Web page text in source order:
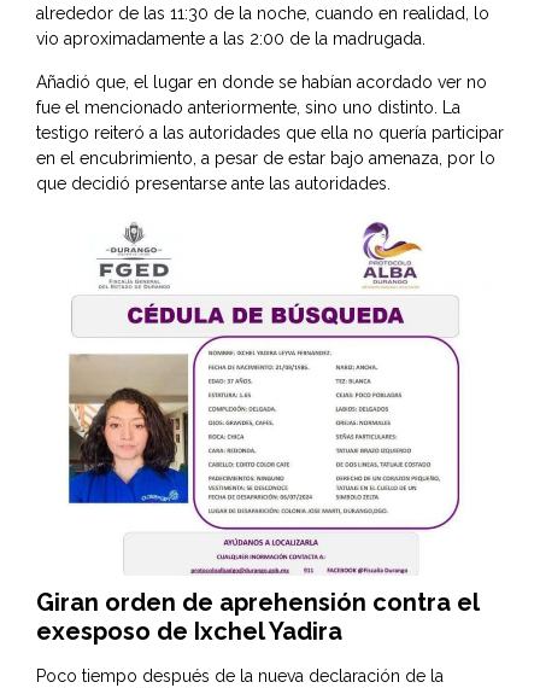
alrededor de las 11:30 de la noche, cuando en realidad, lo
vio aproximadamente a las 2:00 de la madrugada.
Añadió que, el lugar en donde se habían acordado ver no
fue el mencionado anteriormente, sino uno distinto. La
testigo reiteró a las autoridades que ella no quería participar
en el encubrimiento, a pesar de estar bajo amenaza, por lo
que decidió presentarse ante las autoridades.
Giran orden de aprehensión contra el
exesposo de Ixchel Yadira
Poco tiempo después de la nueva declaración de la